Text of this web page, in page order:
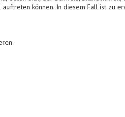
können. In diesem Fall ist zu